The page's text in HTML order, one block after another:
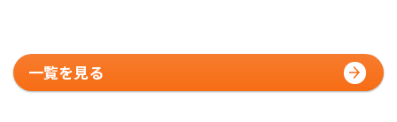
一覧を見る